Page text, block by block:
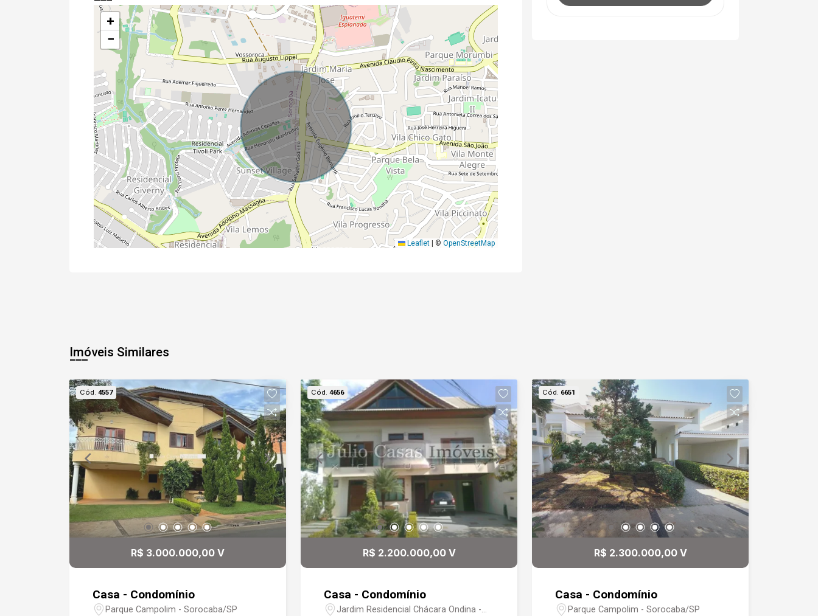
+
−
Leaflet © OpenStreetMap
Imóveis Similares
Cód. 4557
R$ 3.000.000,00 V
Casa - Condomínio
Parque Campolim - Sorocaba/SP
Cód. 4656
R$ 2.200.000,00 V
Casa - Condomínio
Jardim Residencial Chácara Ondina -
Cód. 6651
R$ 2.300.000,00 V
Casa - Condomínio
Parque Campolim - Sorocaba/SP